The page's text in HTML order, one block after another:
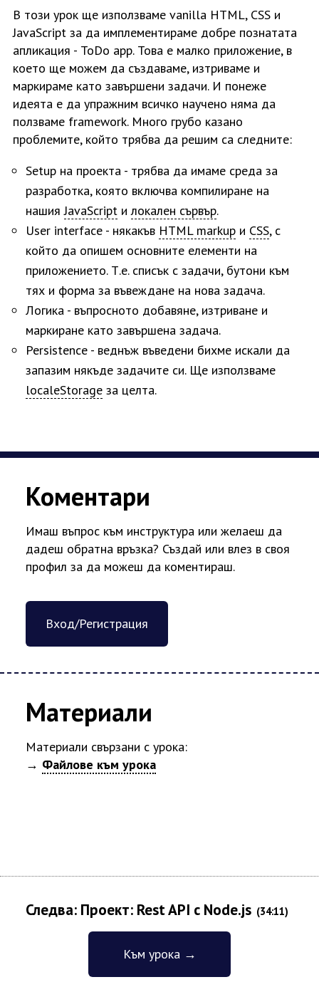
В този урок ще използваме vanilla HTML, CSS и
JavaScript за да имплементираме добре познатата
апликация - ToDo app. Това е малко приложение, в
което ще можем да създаваме, изтриваме и
маркираме като завършени задачи. И понеже
идеята е да упражним всичко научено няма да
ползваме framework. Много грубо казано
проблемите, който трябва да решим са следните:
Setup на проекта - трябва да имаме среда за
разработка, която включва компилиране на
нашияJavaScript илокален сървър.
User interface - някакъв HTML markup и CSS, с
който да опишем основните елементи на
приложението. Т.е. списък с задачи, бутони към
тях и форма за въвеждане на нова задача.
Логика - въпросното добавяне, изтриване и
маркиране като завършена задача.
Persistence - веднъж въведени бихме искали да
запазим някъде задачите си. Ще използваме
localeStorage за целта.
Коментари
Имаш въпрос към инструктура или желаеш да
дадеш обратна връзка? Създай или влез в своя
профил за да можеш да коментираш.
Вход/Регистрация
Материали
Материали свързани с урока:
→ Файлове към урока
Следва: Проект: Rest API с Node.js (34:11)
Към урока →